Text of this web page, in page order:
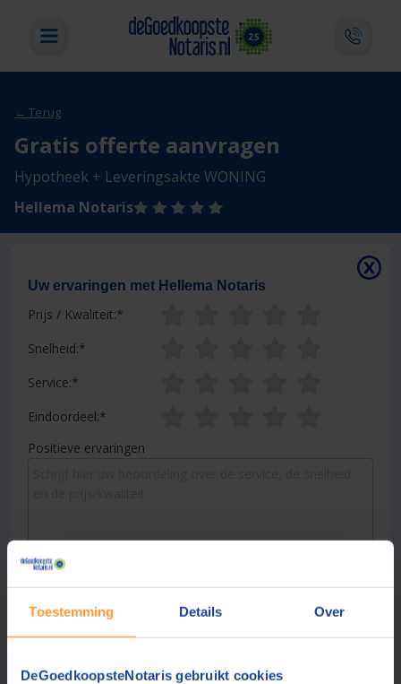
Toestemming Details Over
DeGoedkoopsteNotaris gebruikt cookies
← Terug
Gratis offerte aanvragen
Hypotheek + Leveringsakte WONING
Hellema Notaris
Uw ervaringen met Hellema Notaris
Prijs / Kwaliteit:
Snelheid:
Service:
Eindoordeel:
Positieve ervaringen